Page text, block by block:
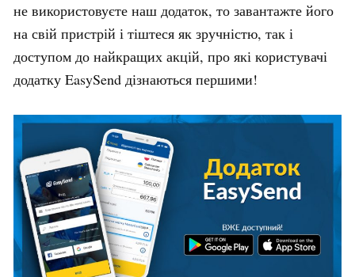
не використовуєте наш додаток, то завантажте його
на свій пристрій і тіштеся як зручністю, так і
доступом до найкращих акцій, про які користувачі
додатку EasySend дізнаються першими!